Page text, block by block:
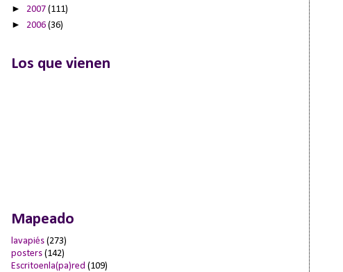
► 2007 (111)
► 2006 (36)
Los que vienen
Mapeado
lavapiés (273)
posters (142)
Escritoenla(pa)red (109)